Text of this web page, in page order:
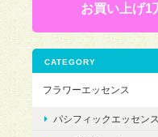
お買い上げ1
CATEGORY
フラワーエッセンス
パシフィックエッセンス